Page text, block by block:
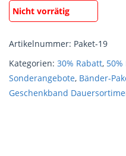
Nicht vorrätig
Artikelnummer: Paket-19
Kategorien: 30% Rabatt,
Sonderangebote, Bänder-
Geschenkband